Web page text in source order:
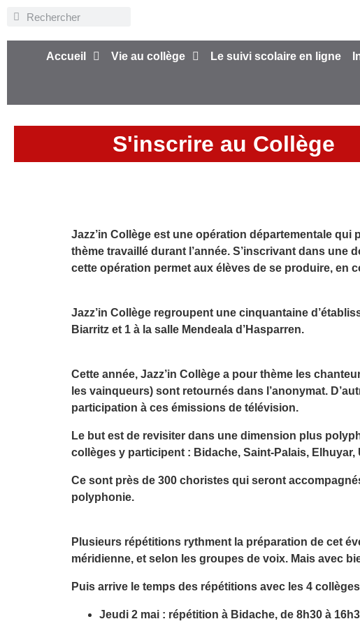
Accueil Vie au collège Le suivi scolaire en ligne
S'inscrire au Collège
Jazz’in Collège est une opération départementale
thème travaillé durant l’année. S’inscrivant dans
cette opération permet aux élèves de se produire, en
Jazz’in Collège regroupent une cinquantaine
Biarritz et 1 à la salle Mendeala d’Hasparren.
Cette année, Jazz’in Collège a pour thème les
les vainqueurs) sont retournés dans l’anonymat.
participation à ces émissions de télévision.
Le but est de revisiter dans une dimension plus
collèges y participent : Bidache, Saint-Palais, Elhuyar,
Ce sont près de 300 choristes qui seront
polyphonie.
Plusieurs répétitions rythment la préparation de cet
méridienne, et selon les groupes de voix. Mais avec
Puis arrive le temps des répétitions avec les 4
Jeudi 2 mai : répétition à Bidache, de 8h30 à